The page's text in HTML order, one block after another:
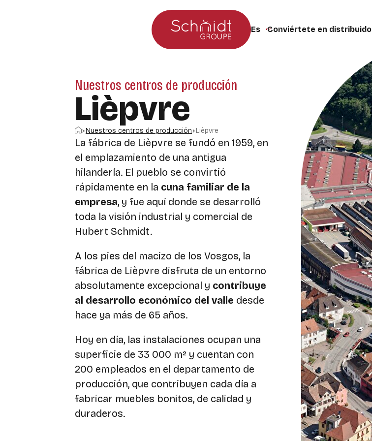
Cambiar el idioma del sitio web
Conviértete en
Nuestros centros de producción
Lièpvre
Inicio
Nuestros centros de producción Lièpvre
La fábrica de Lièpvre se fundó en 1959, en
el emplazamiento de una antigua
hilandería. El pueblo se convirtió
rápidamente en la cuna familiar de la
empresa, y fue aquí donde se desarrolló
toda la visión industrial y comercial de
Hubert Schmidt.
A los pies del macizo de los Vosgos, la
fábrica de Lièpvre disfruta de un entorno
absolutamente excepcional y contribuye
al desarrollo económico del valle desde
hace ya más de 65 años.
Hoy en día, las instalaciones ocupan una
superficie de 33 000 m² y cuentan con
200 empleados en el departamento de
producción, que contribuyen cada día a
fabricar muebles bonitos, de calidad y
duraderos.